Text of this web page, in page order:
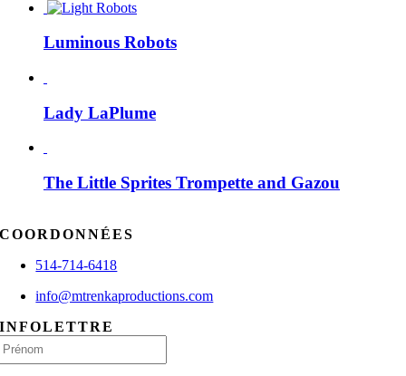
Luminous Robots
Lady LaPlume
The Little Sprites Trompette and Gazou
COORDONNÉES
514-714-6418
info@mtrenkaproductions.com
INFOLETTRE